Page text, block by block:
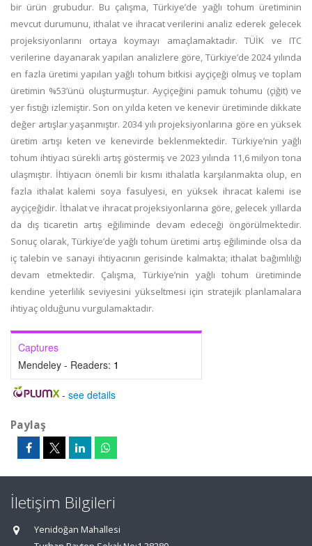
bir ürün grubudur. Bu çalışma, Türkiye’de yağlı tohum üretiminin
mevcut durumunu, ithalat ve ihracat verilerini analiz ederek gelecek
projeksiyonlarını ortaya koymayı amaçlamaktadır. TÜİK ve ITC
verilerine dayanarak yapılan analizlere göre, Türkiye’de 2024 yılında
en fazla üretimi yapılan yağlı tohum bitkisi ayçiçeği olmuş ve toplam
üretimin %53’ünü oluşturmuştur. Ayçiçeğini pamuk tohumu (çiğit) ve
yer fıstığı izlemiştir. Son on yılda keten ve kenevir üretiminde dikkate
değer artışlar yaşanmıştır. 2034 yılı projeksiyonlarına göre en yüksek
üretim artışı keten ve kenevirde beklenmektedir. Türkiye’nin yağlı
tohum ihtiyacı sürekli artış göstermiş ve 2023 yılında 11,6 milyon tona
ulaşmıştır. İhtiyacın önemli bir kısmı ithalatla karşılanmakta olup, en
fazla ithalat kalemi soya fasulyesi, en yüksek ihracat kalemi ise
ayçiçeğidir. İthalat ve ihracat projeksiyonlarına göre, gelecek yıllarda
da dış ticaretin artış eğiliminde devam edeceği öngörülmektedir.
Sonuç olarak, Türkiye’de yağlı tohum üretimi artış eğiliminde olsa da
iç talebin ve sanayi ihtiyacının gerisinde kalmakta; ithalat bağımlılığı
devam etmektedir. Çalışma, Türkiye’nin yağlı tohum üretiminde
kendine yeterlilik seviyesini yükseltmesi için stratejik planlamalara
ihtiyaç olduğunu vurgulamaktadır.
Captures
Mendeley - Readers: 1
- see details
Paylaş
İletişim Bilgileri
Yenidoğan Mahallesi